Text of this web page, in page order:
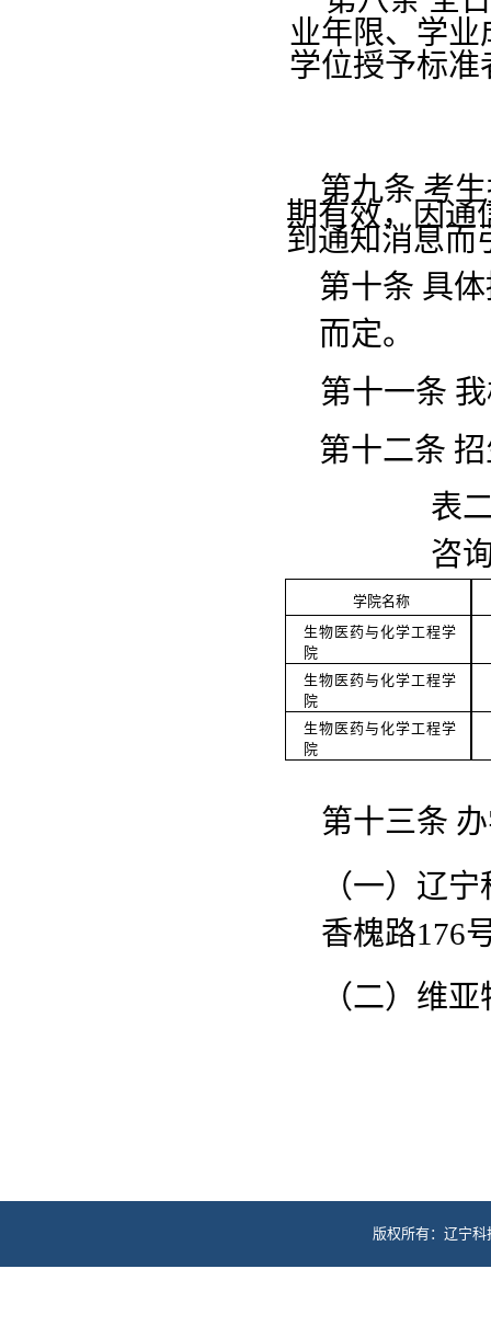
业年限、学业
学位授予标
第九条 考
期有效，因通
到通知消息而
第十条 具
而定。
第十一条
第十二条
表
咨
学院名称
生物医药与化学工程学
院
生物医药与化学工程学
院
生物医药与化学工程学
院
第十三条
（一）辽
香槐路176
（二）维
版权所有：辽宁